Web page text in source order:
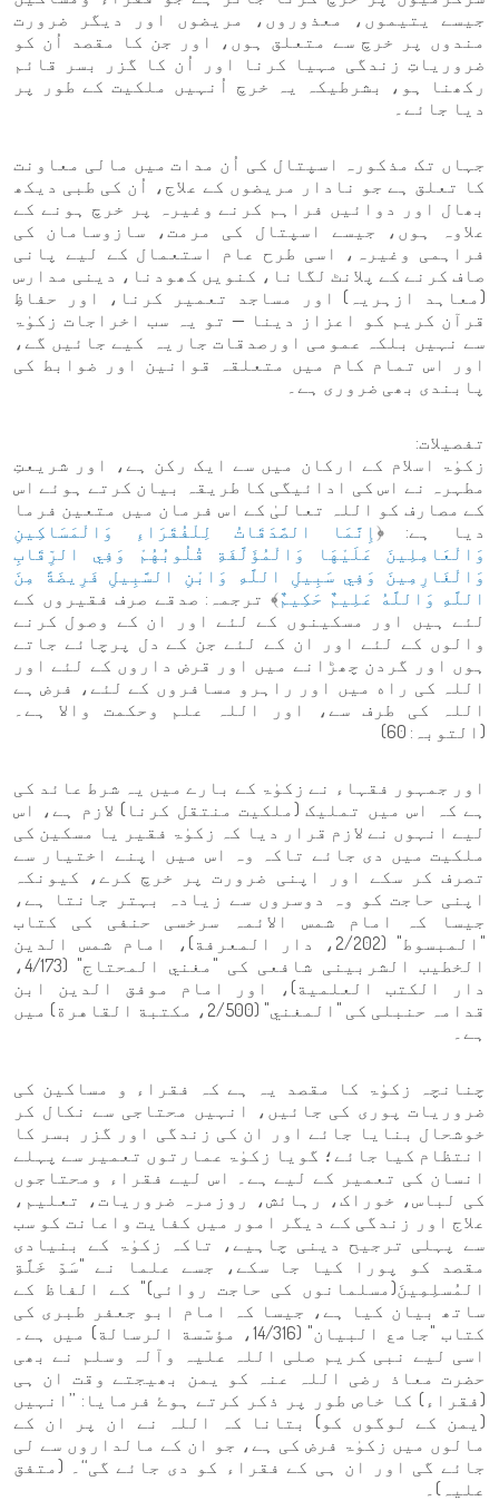
جیسے یتیموں، معذوروں، مریضوں اور دیگر ضرورت
مندوں پر خرچ سے متعلق ہوں، اور جن کا مقصد اُن کو
ضروریاتِ زندگی مہیا کرنا اور اُن کا گزر بسر قائم
رکھنا ہو، بشرطیکہ یہ خرچ اُنہیں ملکیت کے طور پر
دیا جائے۔
جہاں تک مذکورہ اسپتال کی اُن مدات میں مالی معاونت
کا تعلق ہے جو نادار مریضوں کے علاج، اُن کی طبی دیکھ
بھال اور دوائیں فراہم کرنے وغیرہ پر خرچ ہونے کے
علاوہ ہوں، جیسے اسپتال کی مرمت، سازوسامان کی
فراہمی وغیرہ، اسی طرح عام استعمال کے لیے پانی
صاف کرنے کے پلانٹ لگانا، کنویں کھودنا، دینی مدارس
(معاہد ازہریہ) اور مساجد تعمیر کرنا، اور حفاظِ
قرآن کریم کو اعزاز دینا — تو یہ سب اخراجات زکوٰۃ
سے نہیں بلکہ عمومی اورصدقات جاریہ کیے جائیں گے،
اور اس تمام کام میں متعلقہ قوانین اور ضوابط کی
پابندی بھی ضروری ہے۔
تفصیلات:
زکوٰۃ اسلام کے ارکان میں سے ایک رکن ہے، اور شریعتِ
مطہرہ نے اس کی ادائیگی کا طریقہ بیان کرتے ہوئے اس
کے مصارف کو اللہ تعالیٰ کے اس فرمان میں متعین فرما
دیا ہے: ﴿إِنَّمَا الصَّدَقَاتُ لِلْفُقَرَاءِ وَالْمَسَاكِينِ
وَالْعَامِلِينَ عَلَيْهَا وَالْمُؤَلَّفَةِ قُلُوبُهُمْ وَفِي الرِّقَابِ
وَالْغَارِمِينَ وَفِي سَبِيلِ اللَّهِ وَابْنِ السَّبِيلِ فَرِيضَةً مِنَ
اللَّهِ وَاللَّهُ عَلِيمٌ حَكِيمٌ﴾ ترجمہ: صدقے صرف فقیروں کے
لئے ہیں اور مسکینوں کے لئے اور ان کے وصول کرنے
والوں کے لئے اور ان کے لئے جن کے دل پرچائے جاتے
ہوں اور گردن چھڑانے میں اور قرض داروں کے لئے اور
اللہ کی راه میں اور راہرو مسافروں کے لئے، فرض ہے
اللہ کی طرف سے، اور اللہ علم وحکمت واﻻ ہے۔
(التوبہ: 60)
اور جمہور فقہاء نے زکوٰۃ کے بارے میں یہ شرط عائد کی
ہے کہ اس میں تملیک (ملکیت منتقل کرنا) لازم ہے، اس
لیے انہوں نے لازم قرار دیا کہ زکوٰۃ فقیر یا مسکین کی
ملکیت میں دی جائے تاکہ وہ اس میں اپنے اختیار سے
تصرف کر سکے اور اپنی ضرورت پر خرچ کرے، کیونکہ
اپنی حاجت کو وہ دوسروں سے زیادہ بہتر جانتا ہے،
جیسا کہ امام شمس الائمہ سرخسی حنفی کی کتاب
"المبسوط" (2/202، دار المعرفة)، امام شمس الدین
الخطیب الشربینی شافعی کی "مغني المحتاج" (4/173،
دار الكتب العلمية)، اور امام موفق الدین ابن
قدامہ حنبلی کی "المغني" (2/500، مكتبة القاهرة) میں
ہے۔
چنانچہ زکوٰۃ کا مقصد یہ ہے کہ فقراء و مساکین کی
ضروریات پوری کی جائیں، انہیں محتاجی سے نکال کر
خوشحال بنایا جائے اور ان کی زندگی اور گزر بسر کا
انتظام کیا جائے؛ گویا زکوٰۃ عمارتوں تعمیر سے پہلے
انسان کی تعمیر کے لیے ہے۔ اس لیے فقراء ومحتاجوں
کی لباس، خوراک، رہائش، روزمرہ ضروریات، تعلیم،
علاج اور زندگی کے دیگر امور میں کفایت واعانت کو سب
سے پہلی ترجیح دینی چاہیے، تاکہ زکوٰۃ کے بنیادی
مقصد کو پورا کیا جا سکے، جسے علما نے "سَدِّ خَلَّةِ
المُسلِمِينَ(مسلمانوں کی حاجت روائی)" کے الفاظ کے
ساتھ بیان کیا ہے، جیسا کہ امام ابو جعفر طبری کی
کتاب "جامع البيان" (14/316، مؤسّسة الرسالة) میں ہے۔
اسی لیے نبی کریم صلی اللہ علیہ وآلہ وسلم نے بھی
حضرت معاذ رضی اللہ عنہ کو یمن بھیجتے وقت ان ہی
(فقراء) کا خاص طور پر ذکر کرتے ہوۓ فرمایا: ’’انہیں
(یمن کے لوگوں کو) بتانا کہ اللہ نے ان پر ان کے
مالوں میں زکوٰۃ فرض کی ہے، جو ان کے مالداروں سے لی
جائے گی اور ان ہی کے فقراء کو دی جائے گی‘‘۔ (متفق
علیہ)۔